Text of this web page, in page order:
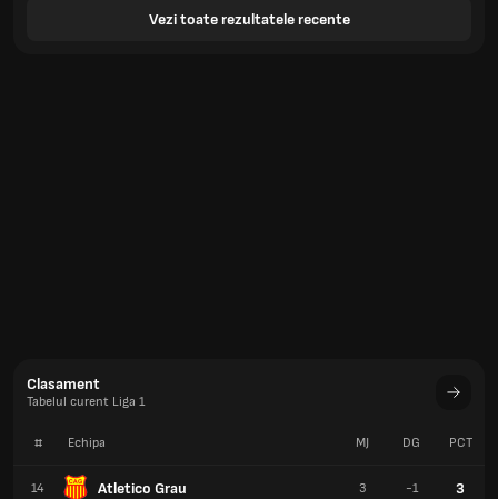
Vezi toate rezultatele recente
Clasament
Tabelul curent Liga 1
# Echipa
14 Atletico Grau
MJ DG PCT
3 -1 3